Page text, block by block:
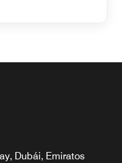
de los 16 años.
Dubái, Emiratos